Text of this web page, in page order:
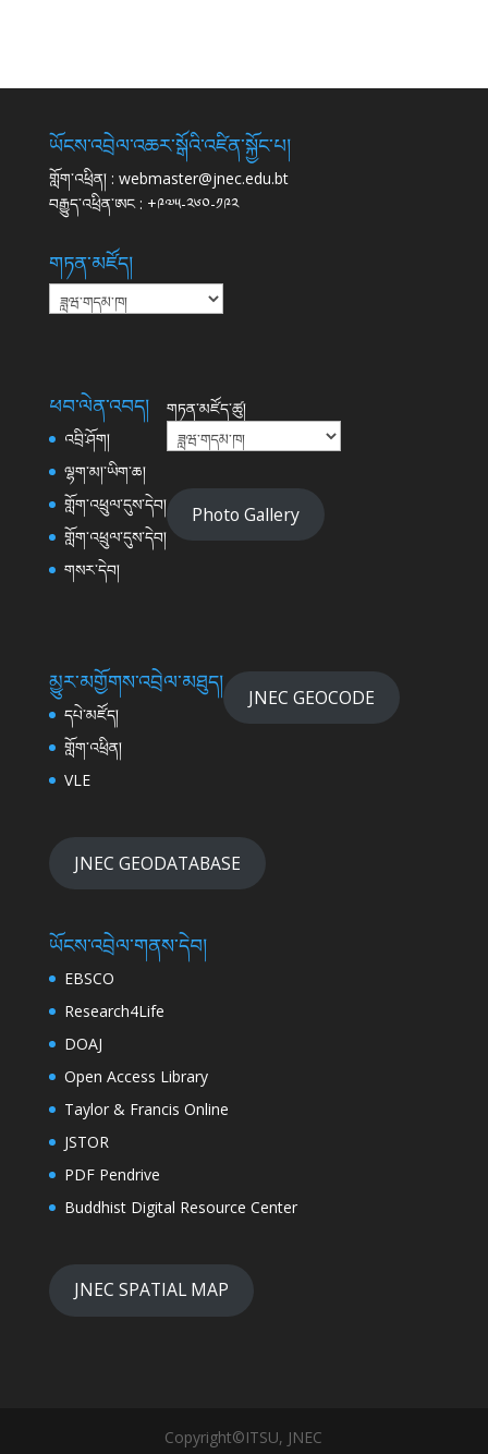
ཡོངས་འབྲེལ་འཆར་སྒོའི་འཛིན་སྐྱོང་པ།
གློག་འཕྲིན། : webmaster@jnec.edu.bt
བརྒྱུད་འཕྲིན་ཨང : +༩༧༥-༢༦༠-༡༩༢
གཏན་མཛོད།
གཏན་
མཛོད།
ཕབ་ལེན་འབད།
འབྲི་ཤོག།
ལྷག་མ།་ཡིག་ཆ།
གློག་འཕྲུལ་དུས་དེབ།
གློག་འཕྲུལ་དུས་དེབ།
གསར་དེབ།
གཏན་མཛོད་ཚུ།
Photo Gallery
མྱུར་མགྱོགས་འབྲེལ་མཐུད།
དཔེ་མཛོད།
གློག་འཕྲིན།
VLE
JNEC GEOCODE
JNEC GEODATABASE
ཡོངས་འབྲེལ་གནས་དེབ།
EBSCO
Research4Life
DOAJ
Open Access Library
Taylor & Francis Online
JSTOR
PDF Pendrive
Buddhist Digital Resource Center
JNEC SPATIAL MAP
Copyright©ITSU, JNEC